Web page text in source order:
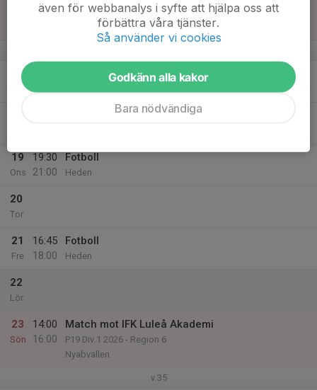
14:00
P19 Div.1 2026 - Region 6
Hedens IP Storfors
17
Mån
19
Ons
19:30
21:00
Fotboll
Heden
20
Tor
21
Fre
16:45
18:00
Fotboll
Heden
22
Lör
23
Sön
14:00
16:00
Match mot IFK Luleå Akademi
P19 Div.1 2026 - Region 6
Nyabvallen
v.35
även för webbanalys i syfte att hjälpa oss att
förbättra våra tjänster.
Så använder vi cookies
Godkänn alla kakor
Bara nödvändiga